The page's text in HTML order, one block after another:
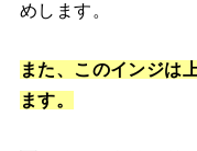
めします。
また、このインジは
ます。